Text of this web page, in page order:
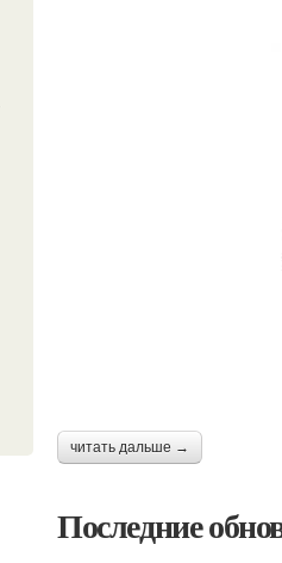
читать дальше →
Последние